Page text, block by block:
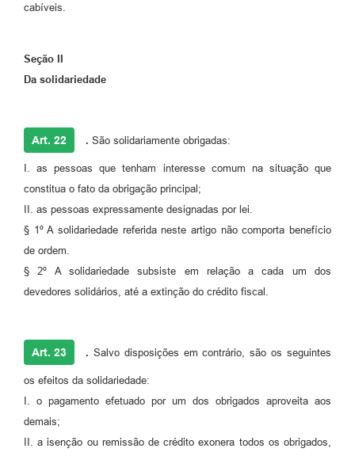
cabíveis.
Seção II
Da solidariedade
Art. 22 . São solidariamente obrigadas:
I. as pessoas que tenham interesse comum na situação que
constitua o fato da obrigação principal;
II. as pessoas expressamente designadas por lei.
§ 1º A solidariedade referida neste artigo não comporta benefício
de ordem.
§ 2º A solidariedade subsiste em relação a cada um dos
devedores solidários, até a extinção do crédito fiscal.
Art. 23 . Salvo disposições em contrário, são os seguintes
os efeitos da solidariedade:
I. o pagamento efetuado por um dos obrigados aproveita aos
demais;
II. a isenção ou remissão de crédito exonera todos os obrigados,